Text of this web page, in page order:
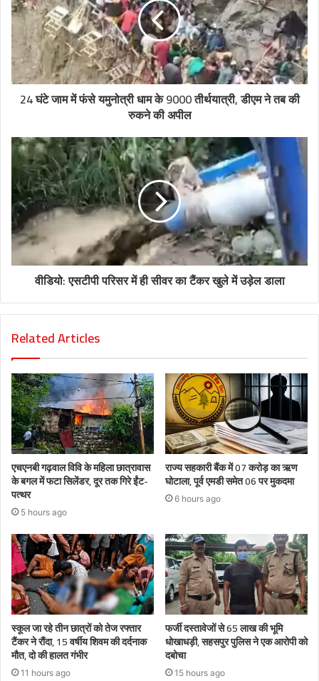
24 घंटे जाम में फंसे यमुनोत्री धाम के 9000 तीर्थयात्री, डीएम ने तब की
रुकने की अपील
वीडियो: एसटीपी परिसर में ही सीवर का टैंकर खुले में उड़ेल डाला
Related Articles
एचएनबी गढ़वाल विवि के महिला छात्रावास
के बगल में फटा सिलेंडर, दूर तक गिरे ईंट-
पत्थर
5 hours ago
राज्य सहकारी बैंक में 07 करोड़ का ऋण
घोटाला, पूर्व एमडी समेत 06 पर मुकदमा
6 hours ago
स्कूल जा रहे तीन छात्रों को तेज रफ्तार
टैंकर ने रौंदा, 15 वर्षीय शिवम की दर्दनाक
मौत, दो की हालत गंभीर
11 hours ago
फर्जी दस्तावेजों से 65 लाख की भूमि
धोखाधड़ी, सहसपुर पुलिस ने एक आरोपी को
दबोचा
15 hours ago